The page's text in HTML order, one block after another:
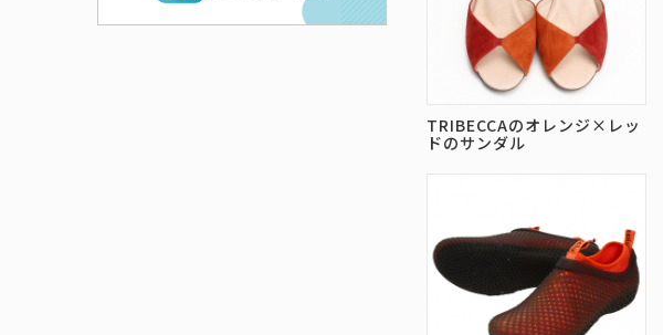
TRIBECCAのオレンジ×レッ
ドのサンダル